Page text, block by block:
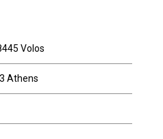
Volos
Athens